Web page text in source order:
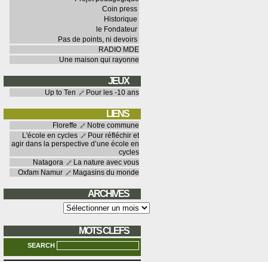
Coin press
Historique
le Fondateur
Pas de points, ni devoirs
RADIO MDE
Une maison qui rayonne
JEUX
Up to Ten Pour les -10 ans
LIENS
Floreffe
Notre commune
L'école en cycles
Pour réfléchir et
agir dans la perspective d’une école en
cycles
Natagora
La nature avec vous
Oxfam Namur
Magasins du monde
ARCHIVES
MOTS CLEFS
SEARCH